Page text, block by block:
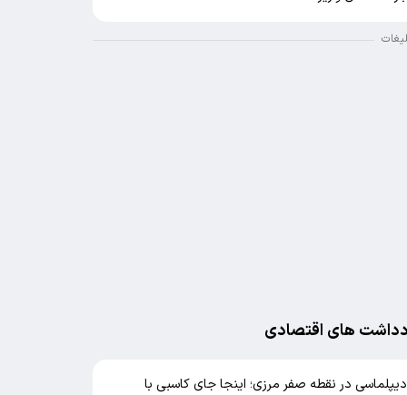
های اقتصادی
دیپلماسی در نقطه صفر مرزی؛ اینجا جای کاسبی با